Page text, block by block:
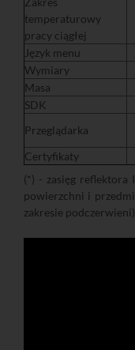
temperaturowy
pracy ciągłej
Język menu
Wymiary
Masa
SDK
Przeglądarka
Certyfikaty
(*) - zasięg reflektora
powierzchni i
zakresie